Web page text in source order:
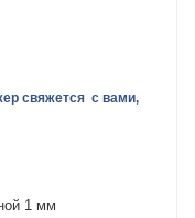
свяжется с вами,
1 мм